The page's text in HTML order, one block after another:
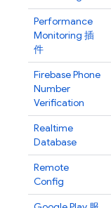
Performance
Monitoring 插
件
Firebase Phone
Number
Verification
Realtime
Database
Remote
Config